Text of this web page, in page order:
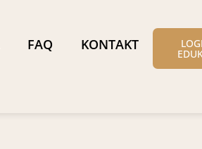
FAQ KONTAKT